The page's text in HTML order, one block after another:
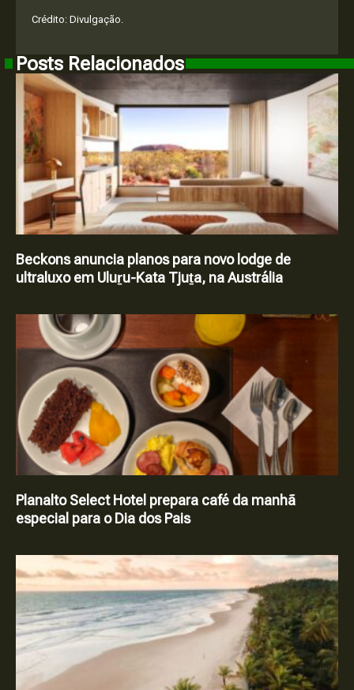
Crédito: Divulgação.
Posts Relacionados
Beckons anuncia planos para novo lodge de
ultraluxo em Uluṟu-Kata Tjuṯa, na Austrália
Planalto Select Hotel prepara café da manhã
especial para o Dia dos Pais